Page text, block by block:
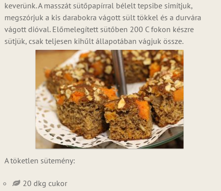
keverünk. A masszát sütőpapírral bélelt tepsibe simítjuk,
megszórjuk a kis darabokra vágott sült tökkel és a durvára
vágott dióval. Előmelegített sütőben 200 C fokon készre
sütjük, csak teljesen kihűlt állapotában vágjuk össze.
A töketlen sütemény:
20 dkg cukor